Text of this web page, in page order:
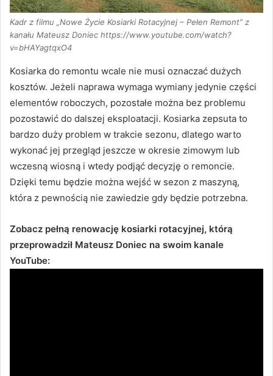
Kadr z filmu „Nowe Życie Kosiarki Rotacyjnej – Pełen Remont” z
kanału Mateusz Doniec https://www.youtube.com/watch?
v=bHAYagtqxO4
Kosiarka do remontu wcale nie musi oznaczać dużych
kosztów. Jeżeli naprawa wymaga wymiany jedynie części
elementów roboczych, pozostałe można bez problemu
pozostawić do dalszej eksploatacji. Kosiarka zepsuta to
bardzo duży problem w trakcie sezonu, dlatego warto
wykonać jej przegląd jeszcze w okresie zimowym lub
wczesną wiosną i wtedy podjąć decyzję o remoncie.
Dzięki temu będzie można wejść w sezon z maszyną,
która z pewnością nie zawiedzie gdy będzie potrzebna.
Zobacz pełną renowację kosiarki rotacyjnej, którą
przeprowadził Mateusz Doniec na swoim kanale
YouTube: